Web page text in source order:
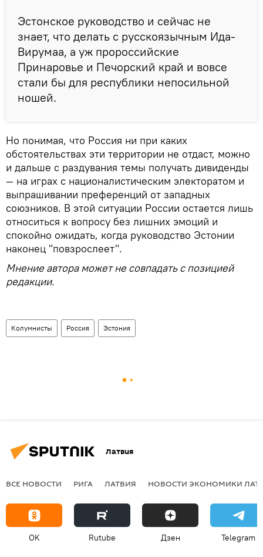
Эстонское руководство и сейчас не
знает, что делать с русскоязычным Ида-
Вирумаа, а уж пророссийские
Принаровье и Печорский край и вовсе
стали бы для республики непосильной
ношей.
Но понимая, что Россия ни при каких
обстоятельствах эти территории не отдаст, можно
и дальше с раздувания темы получать дивиденды
— на играх с националистическим электоратом и
выпрашивании преференций от западных
союзников. В этой ситуации России остается лишь
относиться к вопросу без лишних эмоций и
спокойно ожидать, когда руководство Эстонии
наконец "повзрослеет".
Мнение автора может не совпадать с позицией
редакции.
Колумнисты Россия Эстония
Латвия
ВСЕ НОВОСТИ РИГА ЛАТВИЯ НОВОСТИ ЭКОНОМИКИ
OK Rutube Дзен Telegram